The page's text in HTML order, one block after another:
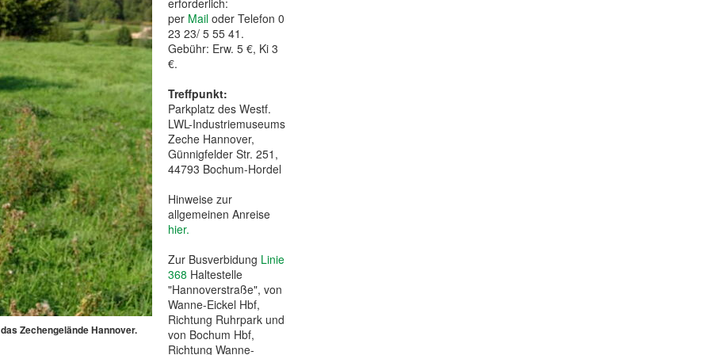
Zechengelände Hannover.
erforderlich:
per Mail oder Telefon 0
23 23/ 5 55 41.
Gebühr: Erw. 5 €, Ki 3
€.
Treffpunkt:
Parkplatz des Westf.
LWL-Industriemuseums
Zeche Hannover,
Günnigfelder Str. 251,
44793 Bochum-Hordel
Hinweise zur
allgemeinen Anreise
hier.
Zur Busverbidung Linie
368 Haltestelle
"Hannoverstraße", von
Wanne-Eickel Hbf,
Richtung Ruhrpark und
von Bochum Hbf,
Richtung Wanne-